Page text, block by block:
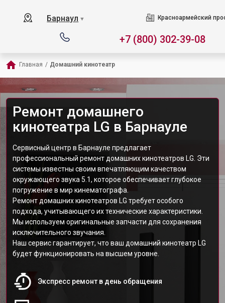
Барнаул ▼ Красноармейский
+7 (800) 302-39-08
Главная / Домашний кинотеатр
Ремонт домашнего
кинотеатра LG в Барнауле
Сервисный центр в Барнауле предлагает
профессиональный ремонт домашних кинотеатров LG. Эти
системы известны своим впечатляющим качеством
окружающего звука 5.1, которое обеспечивает глубокое
погружение в мир кинематографа.
Ремонт домашних кинотеатров LG требует особого
подхода, учитывающего их технические характеристики.
Мы используем оригинальные запчасти для сохранения
исключительного звучания.
Наш сервис гарантирует, что ваш домашний кинотеатр LG
будет функционировать на высшем уровне.
Экспресс ремонт в день обращения